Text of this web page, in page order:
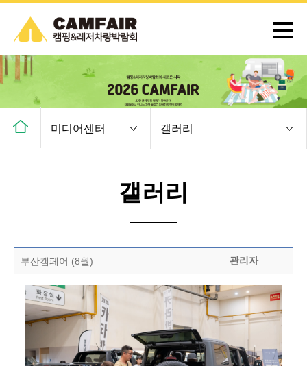
미디어센터 갤러리
갤러리
부산캠페어 (8월) 관리자